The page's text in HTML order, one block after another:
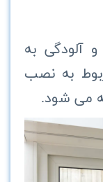
آلودگی به
به نصب
می شود.